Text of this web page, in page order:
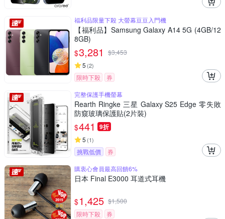
福利品限量下殺 大螢幕豆豆入門機
【福利品】Samsung Galaxy A14 5G (4GB/12
8GB)
$3,281 $3,453
5 (2)
限時下殺
券
完整保護手機螢幕
Rearth Ringke 三星 Galaxy S25 Edge 零失敗
防窺玻璃保護貼(2片裝)
$441 9折
5 (1)
挑戰低價
券
購衷心會員最高回饋6%
日本 Final E3000 耳道式耳機
$1,425 $1,500
限時下殺
券